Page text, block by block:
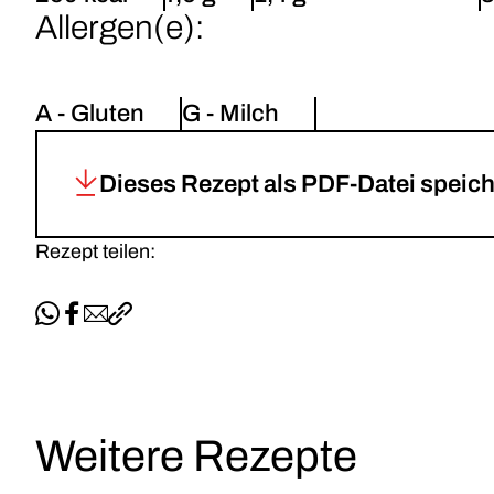
Allergen(e):
A - Gluten G - Milch
Dieses Rezept als PDF-Datei
Rezept teilen:
Per WhatsApp teilen
Auf Facebook teilen
Per E-Mail teilen
Link kopieren
Weitere Rezepte